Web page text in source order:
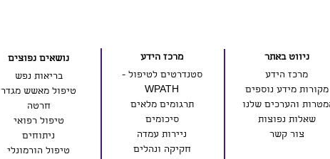
נושאים נפוצים
בריאות נפש
טיפול מאשש מגדר
חרטה
טיפול רפואי
ניתוחים
טיפול הורמונלי
מרכז הידע
סטנדרטים לטיפול -
WPATH
תרגומים מלאים
סיכומים
ניירות עמדה
חקיקה ונהלים
ניווט באתר
מרכז הידע
מקורות מידע נוספים
והערכים שלנו
שאלות נפוצות
צור קשר